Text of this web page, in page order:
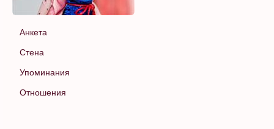
Анкета
Стена
Упоминания
Отношения